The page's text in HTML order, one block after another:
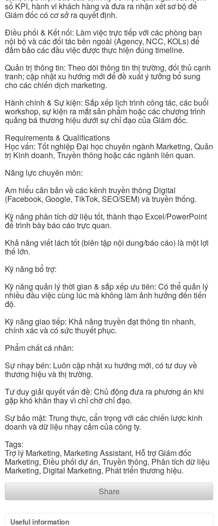
số KPI, hành vi khách hàng và đưa ra nhận xét sơ bộ để
Giám đốc có cơ sở ra quyết định.
Điều phối & Kết nối: Làm việc trực tiếp với các phòng ban
nội bộ và các đối tác bên ngoài (Agency, NCC, KOLs) để
đảm bảo các đầu việc được thực hiện đúng timeline.
Quản trị thông tin: Theo dõi thông tin thị trường, đối thủ cạnh
tranh; cập nhật xu hướng mới để đề xuất ý tưởng bổ sung
cho các chiến dịch marketing.
Hành chính & Sự kiện: Sắp xếp lịch trình công tác, các buổi
workshop, sự kiện ra mắt sản phẩm hoặc các chương trình
quảng bá thương hiệu dưới sự chỉ đạo của Giám đốc.
Requirements & Qualifications
Học vấn: Tốt nghiệp Đại học chuyên ngành Marketing, Quản
trị Kinh doanh, Truyền thông hoặc các ngành liên quan.
Năng lực chuyên môn:
Am hiểu căn bản về các kênh truyền thông Digital
(Facebook, Google, TikTok, SEO/SEM) và truyền thống.
Kỹ năng phân tích dữ liệu tốt, thành thạo Excel/PowerPoint
để trình bày báo cáo trực quan.
Khả năng viết lách tốt (biên tập nội dung/báo cáo) là một lợi
thế lớn.
Kỹ năng bổ trợ:
Kỹ năng quản lý thời gian & sắp xếp ưu tiên: Có thể quản lý
nhiều đầu việc cùng lúc mà không làm ảnh hưởng đến tiến
độ.
Kỹ năng giao tiếp: Khả năng truyền đạt thông tin nhanh,
chính xác và có sức thuyết phục.
Phẩm chất cá nhân:
Sự nhạy bén: Luôn cập nhật xu hướng mới, có tư duy về
thương hiệu và thị trường.
Tư duy giải quyết vấn đề: Chủ động đưa ra phương án khi
gặp khó khăn thay vì chỉ chờ chỉ đạo.
Sự bảo mật: Trung thực, cẩn trọng với các chiến lược kinh
doanh và dữ liệu nhạy cảm của công ty.
Tags:
Trợ lý Marketing, Marketing Assistant, Hỗ trợ Giám đốc
Marketing, Điều phối dự án, Truyền thông, Phân tích dữ liệu
Marketing, Digital Marketing, Phát triển thương hiệu.
Share
Useful information